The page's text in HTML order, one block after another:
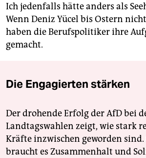
Ich jedenfalls hätte anders als
Wenn Deniz Yücel bis Ostern
haben die Berufspolitiker ihre
gemacht.
Die Engagierten stärken
Der drohende Erfolg der AfD bei
Landtagswahlen zeigt, wie stark
Kräfte inzwischen geworden sind.
braucht es Zusammenhalt und